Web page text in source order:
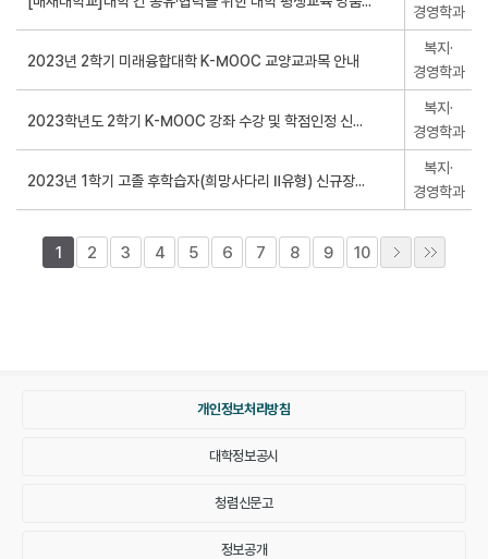
경영학과
복지·
경영학과
복지·
경영학과
복지·
경영학과
1 2 3 4 5 6 7 8 9 10
개인정보처리방침
대학정보공시
청렴신문고
정보공개